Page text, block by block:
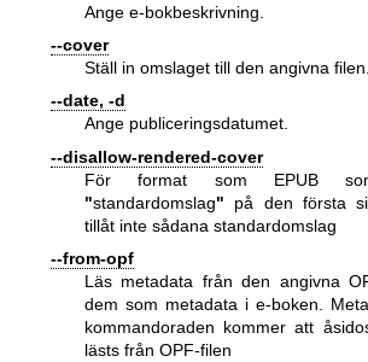
Ange e-bokbeskrivning.
--cover
Ställ in omslaget till den angivna filen.
--date, -d
Ange publiceringsdatumet.
--disallow-rendered-cover
För format som EPUB
"standardomslag" på den första
tillåt inte sådana standardomslag
--from-opf
Läs metadata från den angivna
dem som metadata i e-boken.
kommandoraden kommer att
lästs från OPF-filen